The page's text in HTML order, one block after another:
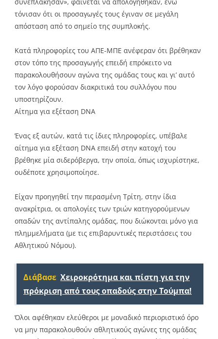
τόνισαν ότι οι προσαγωγές τους έγιναν σε μεγάλη
απόσταση από το σημείο της συμπλοκής.
Κατά πληροφορίες του ΑΠΕ-ΜΠΕ ανέφεραν ότι βρέθηκαν
στον τόπο της προσαγωγής επειδή επρόκειτο να
παρακολουθήσουν αγώνα της ομάδας τους και γι’ αυτό
τον λόγο φορούσαν διακριτικά του συλλόγου που
υποστηρίζουν.
Αίτημα για εξέταση DNA
Ένας εξ αυτών, κατά τις ίδιες πληροφορίες, υπέβαλε
αίτημα για εξέταση DNA επειδή στην κατοχή του
βρέθηκε μία σιδερόβεργα, την οποία, όπως ισχυρίστηκε,
ουδέποτε χρησιμοποίησε.
Είχαν προηγηθεί την περασμένη Τρίτη, στην ίδια
ανακρίτρια, οι απολογίες των τριών κατηγορούμενων
οπαδών της αντίπαλης ομάδας, που διώκονται μόνο για
πλημμελήματα (με τις επιβαρυντικές περιστάσεις του
Αθλητικού Νόμου).
Διάβασε Χειροκρότημα και πίστη για την
πρόκριση από τους οπαδούς στην Τούμπα!
Όλοι αφέθηκαν ελεύθεροι με μοναδικό περιοριστικό όρο
να μην παρακολουθούν αθλητικούς αγώνες της ομάδας